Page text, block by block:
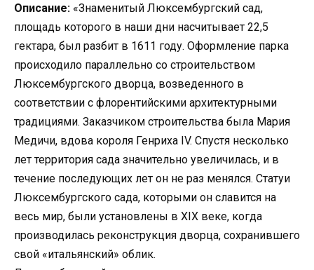
Описание: «Знаменитый Люксембургский сад,
площадь которого в наши дни насчитывает 22,5
гектара, был разбит в 1611 году. Оформление парка
происходило параллельно со строительством
Люксембургского дворца, возведенного в
соответствии с флорентийскими архитектурными
традициями. Заказчиком строительства была Мария
Медичи, вдова короля Генриха IV. Спустя несколько
лет территория сада значительно увеличилась, и в
течение последующих лет он не раз менялся. Статуи
Люксембургского сада, которыми он славится на
весь мир, были установлены в XIX веке, когда
производилась реконструкция дворца, сохранившего
свой «итальянский» облик.